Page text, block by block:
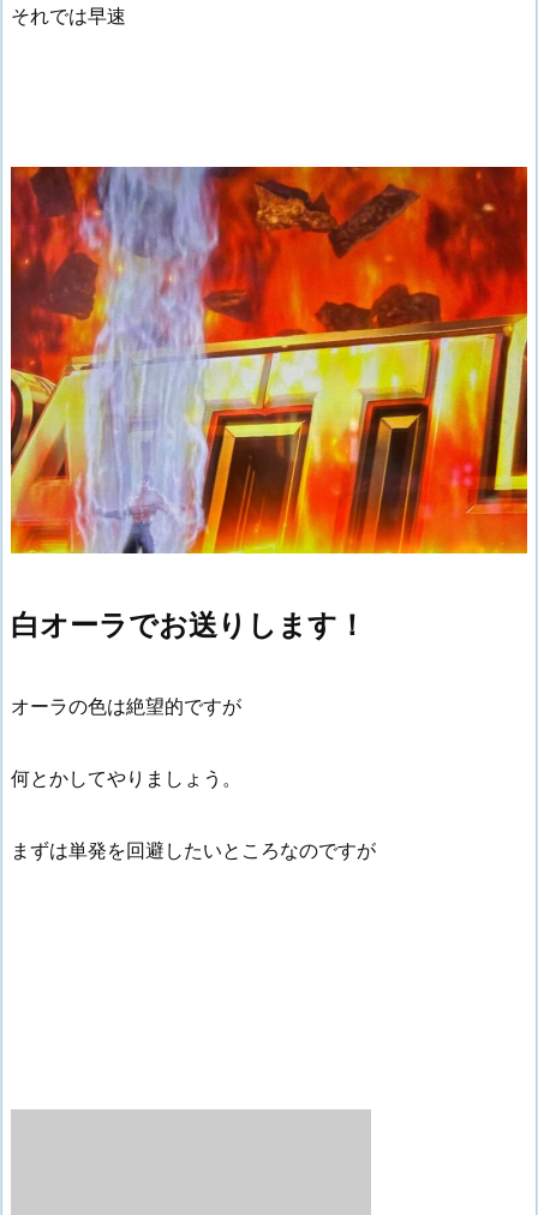
それでは早速
白オーラでお送りします！
オーラの色は絶望的ですが
何とかしてやりましょう。
まずは単発を回避したいところなのですが